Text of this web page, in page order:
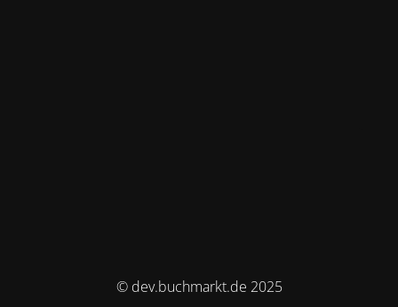
© dev.buchmarkt.de 2025